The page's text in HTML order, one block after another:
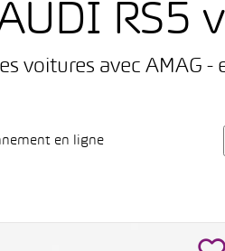
RS5
voitures avec AMAG -
en ligne